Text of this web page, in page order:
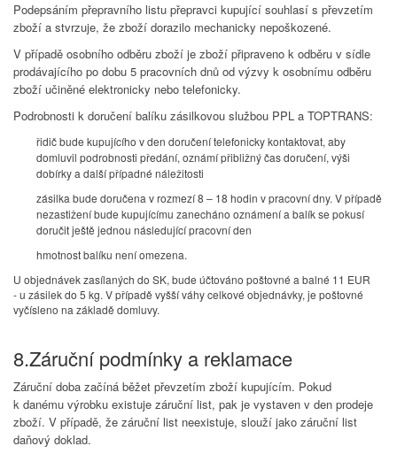
Podepsáním přepravního listu přepravci kupující souhlasí s převzetím
zboží a stvrzuje, že zboží dorazilo mechanicky nepoškozené.
V případě osobního odběru zboží je zboží připraveno k odběru v sídle
prodávajícího po dobu 5 pracovních dnů od výzvy k osobnímu odběru
zboží učiněné elektronicky nebo telefonicky.
Podrobnosti k doručení balíku zásilkovou službou PPL a TOPTRANS:
řidič bude kupujícího v den doručení telefonicky kontaktovat, aby
domluvil podrobnosti předání, oznámí přibližný čas doručení, výši
dobírky a další případné náležitosti
zásilka bude doručena v rozmezí 8 – 18 hodin v pracovní dny. V případě
nezastižení bude kupujícímu zanecháno oznámení a balík se pokusí
doručit ještě jednou následující pracovní den
hmotnost balíku není omezena.
U objednávek zasílaných do SK, bude účtováno poštovné a balné 11 EUR
- u zásilek do 5 kg. V případě vyšší váhy celkové objednávky, je poštovné
vyčísleno na základě domluvy.
8.Záruční podmínky a reklamace
Záruční doba začíná běžet převzetím zboží kupujícím. Pokud
k danému výrobku existuje záruční list, pak je vystaven v den prodeje
zboží. V případě, že záruční list neexistuje, slouží jako záruční list
daňový doklad.